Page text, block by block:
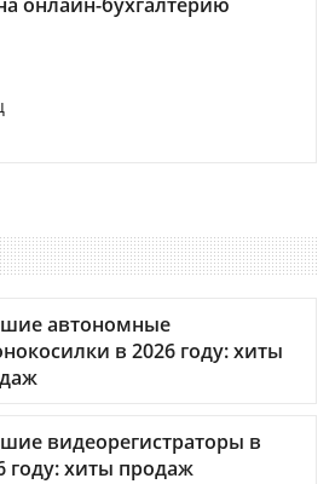
автономные
в 2026 году: хиты
видеорегистраторы в
году: хиты продаж